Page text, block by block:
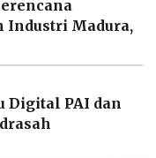
Industri Madura,
Digital PAI dan